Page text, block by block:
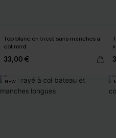
Top blanc en tricot sans manches à
col rond
33,00 €
NEW